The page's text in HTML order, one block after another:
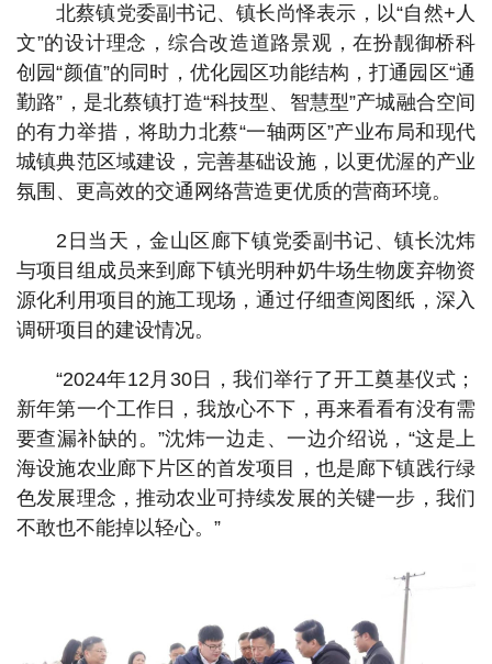
北蔡镇党委副书记、镇长尚怿表示，以“自然+人
文”的设计理念，综合改造道路景观，在扮靓御桥科
创园“颜值”的同时，优化园区功能结构，打通园区“通
勤路”，是北蔡镇打造“科技型、智慧型”产城融合空间
的有力举措，将助力北蔡“一轴两区”产业布局和现代
城镇典范区域建设，完善基础设施，以更优渥的产业
氛围、更高效的交通网络营造更优质的营商环境。
2日当天，金山区廊下镇党委副书记、镇长沈炜
与项目组成员来到廊下镇光明种奶牛场生物废弃物资
源化利用项目的施工现场，通过仔细查阅图纸，深入
调研项目的建设情况。
“2024年12月30日，我们举行了开工奠基仪式；
新年第一个工作日，我放心不下，再来看看有没有需
要查漏补缺的。”沈炜一边走、一边介绍说，“这是上
海设施农业廊下片区的首发项目，也是廊下镇践行绿
色发展理念，推动农业可持续发展的关键一步，我们
不敢也不能掉以轻心。”